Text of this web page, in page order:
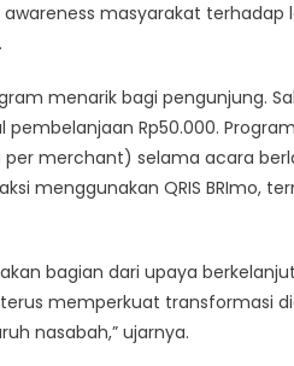
masyarakat terhadap
menarik bagi pengunjung.
Rp50.000.
merchant) selama acara
menggunakan QRIS BRImo,
bagian dari upaya
memperkuat transformasi
nasabah,” ujarnya.